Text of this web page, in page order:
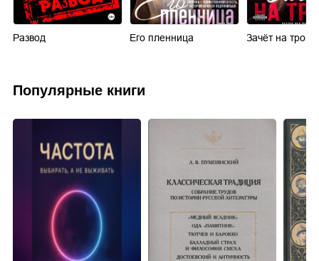
Развод Его пленница Зачёт на троих
Популярные книги